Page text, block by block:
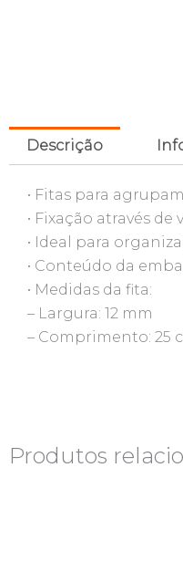
Descrição
• Fitas para
• Fixação através de
• Ideal para
• Conteúdo da
• Medidas da fita:
– Largura: 12 mm
– Comprimento: 25
Produtos